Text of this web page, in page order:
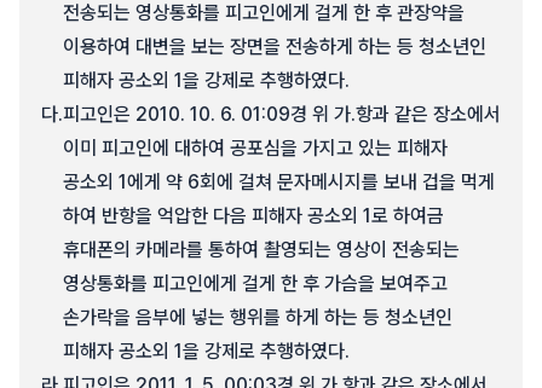
전송되는 영상통화를 피고인에게 걸게 한 후 관장약을
이용하여 대변을 보는 장면을 전송하게 하는 등 청소년인
피해자 공소외 1을 강제로 추행하였다.
다.피고인은 2010. 10. 6. 01:09경 위 가.항과 같은 장소에서
이미 피고인에 대하여 공포심을 가지고 있는 피해자
공소외 1에게 약 6회에 걸쳐 문자메시지를 보내 겁을 먹게
하여 반항을 억압한 다음 피해자 공소외 1로 하여금
휴대폰의 카메라를 통하여 촬영되는 영상이 전송되는
영상통화를 피고인에게 걸게 한 후 가슴을 보여주고
손가락을 음부에 넣는 행위를 하게 하는 등 청소년인
피해자 공소외 1을 강제로 추행하였다.